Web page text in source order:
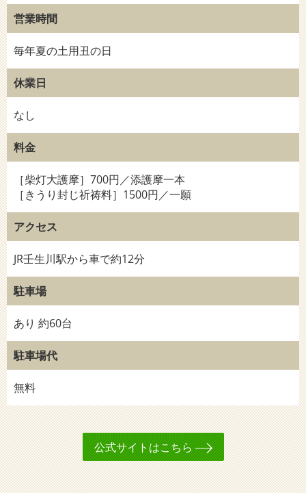
営業時間
毎年夏の土用丑の日
休業日
なし
料金
［柴灯大護摩］700円／添護摩一本
［きうり封じ祈祷料］1500円／一願
アクセス
JR壬生川駅から車で約12分
駐車場
あり 約60台
駐車場代
無料
公式サイトはこちら